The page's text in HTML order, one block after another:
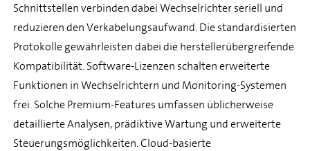
Schnittstellen verbinden dabei Wechselrichter seriell und
reduzieren den Verkabelungsaufwand. Die standardisierten
Protokolle gewährleisten dabei die herstellerübergreifende
Kompatibilität. Software-Lizenzen schalten erweiterte
Funktionen in Wechselrichtern und Monitoring-Systemen
frei. Solche Premium-Features umfassen üblicherweise
detaillierte Analysen, prädiktive Wartung und erweiterte
Steuerungsmöglichkeiten. Cloud-basierte